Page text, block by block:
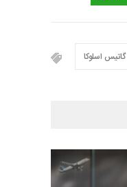
گاتیس اسلوکا